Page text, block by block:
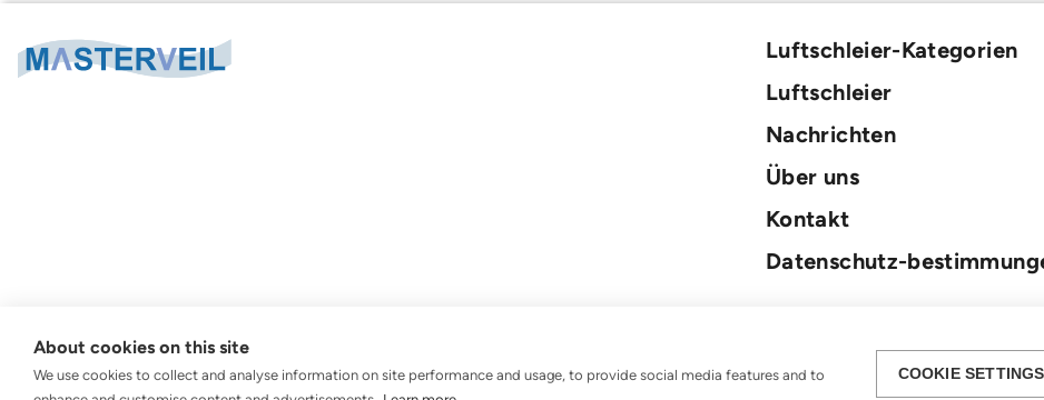
Luftschleier-Kategorien
Luftschleier
Nachrichten
Über uns
Kontakt
Datenschutz-
© 2026 Masterveil AB.Alle Rechte vorbehalten.
About cookies on this site
We use cookies to collect and analyse information on site performance and usage, to provide social media features and to
COOKIE SETTINGS